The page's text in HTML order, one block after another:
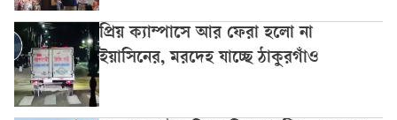
প্রিয় ক্যাম্পাসে আর ফেরা হলো না
ইয়াসিনের, মরদেহ যাচ্ছে ঠাকুরগাঁও